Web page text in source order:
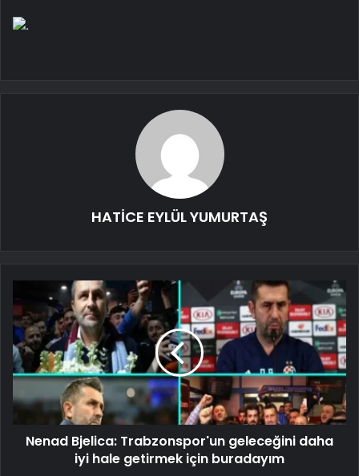
.
HATİCE EYLÜL YUMURTAŞ
Nenad Bjelica: Trabzonspor'un geleceğini daha
iyi hale getirmek için buradayım